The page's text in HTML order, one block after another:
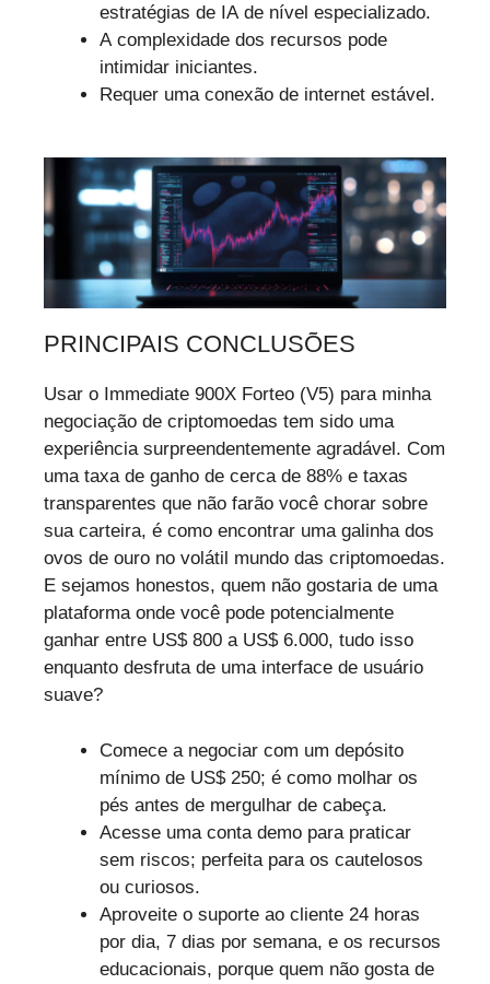
estratégias de IA de nível especializado.
A complexidade dos recursos pode
intimidar iniciantes.
Requer uma conexão de internet estável.
PRINCIPAIS CONCLUSÕES
Usar o Immediate 900X Forteo (V5) para minha
negociação de criptomoedas tem sido uma
experiência surpreendentemente agradável. Com
uma taxa de ganho de cerca de 88% e taxas
transparentes que não farão você chorar sobre
sua carteira, é como encontrar uma galinha dos
ovos de ouro no volátil mundo das criptomoedas.
E sejamos honestos, quem não gostaria de uma
plataforma onde você pode potencialmente
ganhar entre US$ 800 a US$ 6.000, tudo isso
enquanto desfruta de uma interface de usuário
suave?
Comece a negociar com um depósito
mínimo de US$ 250; é como molhar os
pés antes de mergulhar de cabeça.
Acesse uma conta demo para praticar
sem riscos; perfeita para os cautelosos
ou curiosos.
Aproveite o suporte ao cliente 24 horas
por dia, 7 dias por semana, e os recursos
educacionais, porque quem não gosta de